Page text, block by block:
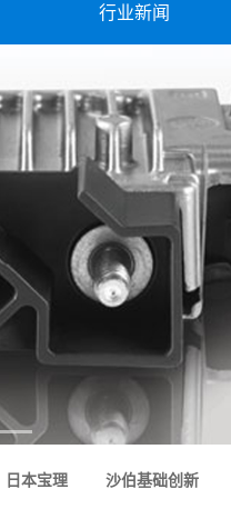
行业新闻
日本宝理 沙伯基础创新